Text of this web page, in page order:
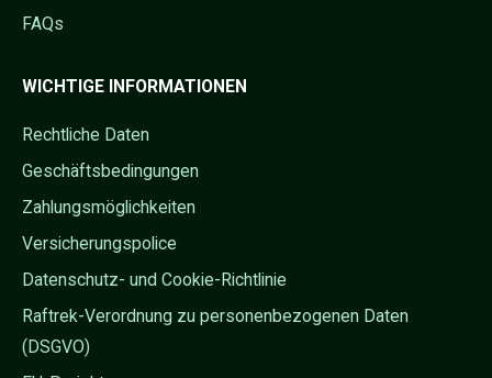
FAQs
WICHTIGE INFORMATIONEN
Rechtliche Daten
Geschäftsbedingungen
Zahlungsmöglichkeiten
Versicherungspolice
Datenschutz- und Cookie-Richtlinie
Raftrek-Verordnung zu personenbezogenen Daten
(DSGVO)